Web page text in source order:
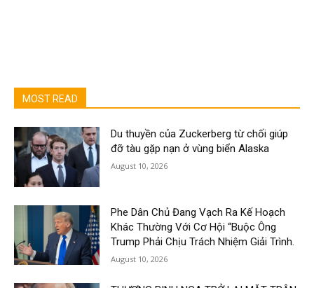
MOST READ
Du thuyền của Zuckerberg từ chối giúp
đỡ tàu gặp nạn ở vùng biển Alaska
August 10, 2026
Phe Dân Chủ Đang Vạch Ra Kế Hoạch
Khác Thường Với Cơ Hội “Buộc Ông
Trump Phải Chịu Trách Nhiệm Giải Trình.
August 10, 2026